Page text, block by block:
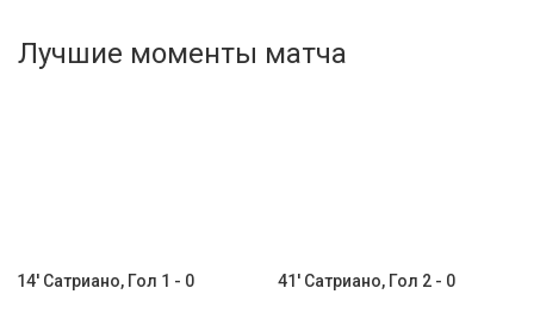
Лучшие моменты матча
14' Сатриано, Гол 1 - 0 41' Сатриано, Гол 2 - 0